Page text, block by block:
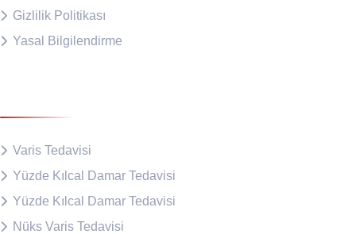
Gizlilik Politikası
Yasal Bilgilendirme
Varis Tedavisi
Yüzde Kılcal Damar Tedavisi
Yüzde Kılcal Damar Tedavisi
Nüks Varis Tedavisi